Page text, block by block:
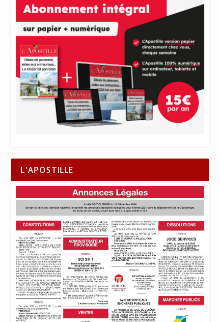
L'APOSTILLE